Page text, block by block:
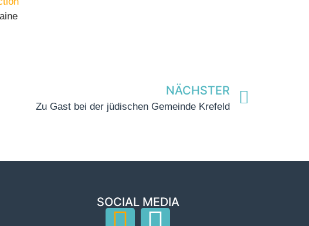
NÄCHSTER
Zu Gast bei der jüdischen Gemeinde Krefeld
SOCIAL MEDIA